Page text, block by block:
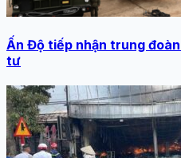
Ấn Độ tiếp nhận trung
tư